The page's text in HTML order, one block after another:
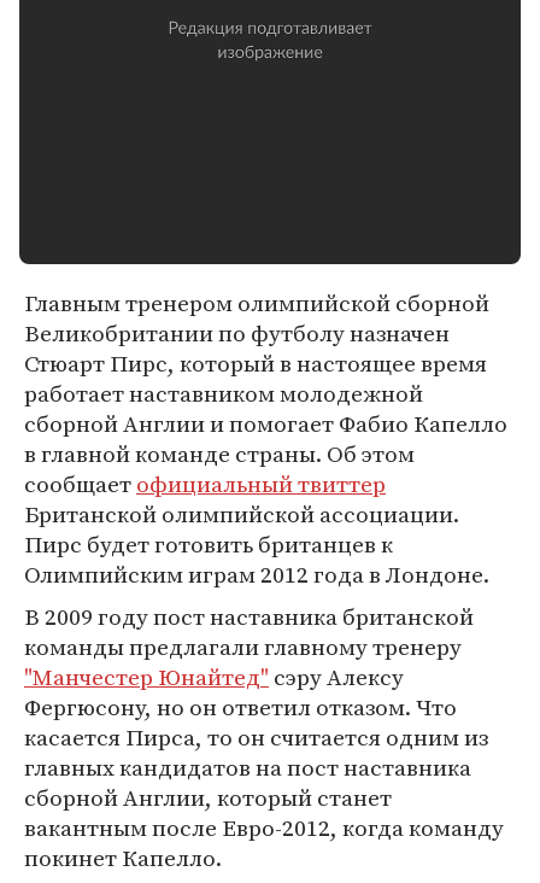
Главным тренером олимпийской сборной
Великобритании по футболу назначен
Стюарт Пирс, который в настоящее время
работает наставником молодежной
сборной Англии и помогает Фабио Капелло
в главной команде страны. Об этом
сообщаетофициальный твиттер
Британской олимпийской ассоциации.
Пирс будет готовить британцев к
Олимпийским играм 2012 года в Лондоне.
В 2009 году пост наставника британской
команды предлагали главному тренеру
"Манчестер Юнайтед" сэру Алексу
Фергюсону, но он ответил отказом. Что
касается Пирса, то он считается одним из
главных кандидатов на пост наставника
сборной Англии, который станет
вакантным после Евро-2012, когда команду
покинет Капелло.